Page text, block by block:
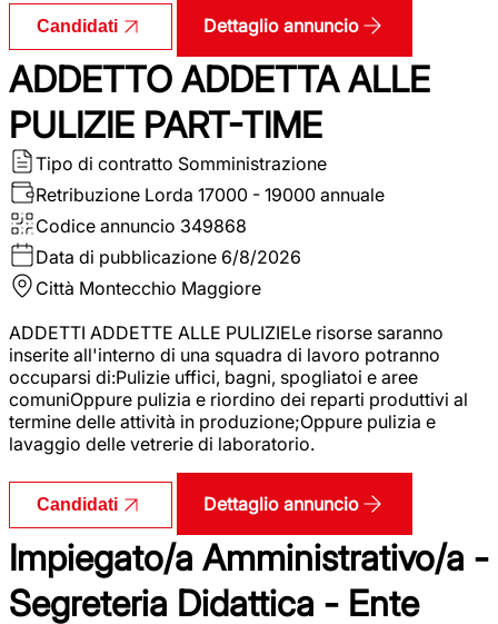
Candidati Dettaglio annuncio
ADDETTO ADDETTA ALLE
PULIZIE PART-TIME
Tipo di contratto Somministrazione
Retribuzione Lorda 17000 - 19000 annuale
Codice annuncio 349868
Data di pubblicazione 6/8/2026
Città Montecchio Maggiore
ADDETTI ADDETTE ALLE PULIZIELe risorse saranno
inserite all'interno di una squadra di lavoro potranno
occuparsi di:Pulizie uffici, bagni, spogliatoi e aree
comuniOppure pulizia e riordino dei reparti produttivi al
termine delle attività in produzione;Oppure pulizia e
lavaggio delle vetrerie di laboratorio.
Candidati Dettaglio annuncio
Impiegato/a Amministrativo/a -
Segreteria Didattica - Ente